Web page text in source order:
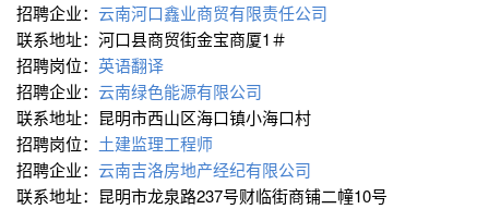
招聘企业： 云南河口鑫业商贸有限责任公司
联系地址：河口县商贸街金宝商厦1＃
招聘岗位： 英语翻译
招聘企业： 云南绿色能源有限公司
联系地址：昆明市西山区海口镇小海口村
招聘岗位： 土建监理工程师
招聘企业： 云南吉洛房地产经纪有限公司
联系地址：昆明市龙泉路237号财临街商铺二幢10号